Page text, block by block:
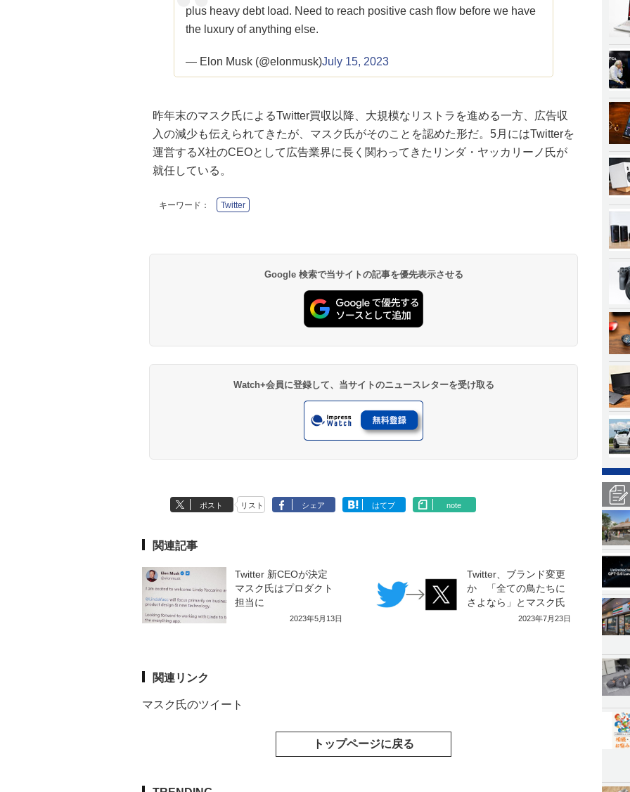
plus heavy debt load. Need to reach positive cash flow before we have
the luxury of anything else.
— Elon Musk (@elonmusk)July 15, 2023
昨年末のマスク氏によるTwitter買収以降、大規模なリストラを進める一方、広告収
入の減少も伝えられてきたが、マスク氏がそのことを認めた形だ。5月にはTwitterを
運営するX社のCEOとして広告業界に長く関わってきたリンダ・ヤッカリーノ氏が
就任している。
キーワード： Twitter
Google 検索で当サイトの記事を優先表示させる
Watch+会員に登録して、当サイトのニュースレターを受け取る
ポスト リスト シェア はてブ note
関連記事
Twitter 新CEOが決定
マスク氏はプロダクト
担当に
2023年5月13日
Twitter、ブランド変更
か 「全ての鳥たちに
さよなら」とマスク氏
2023年7月23日
関連リンク
マスク氏のツイート
トップページに戻る